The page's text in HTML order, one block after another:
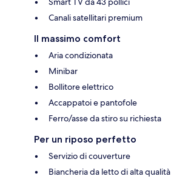
Canali satellitari premium
Il massimo comfort
Aria condizionata
Minibar
Bollitore elettrico
Accappatoi e pantofole
Ferro/asse da stiro su richiesta
Per un riposo perfetto
Servizio di couverture
Biancheria da letto di alta qualità